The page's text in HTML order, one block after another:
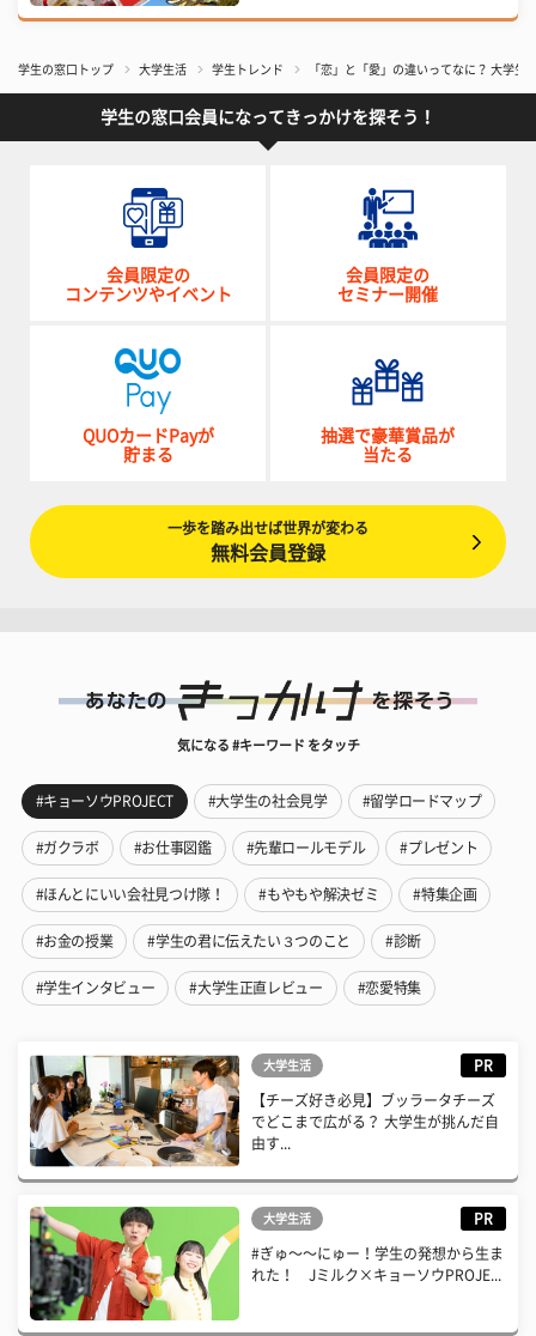
学生の窓口トップ 大学生活 学生トレンド 「恋」と「愛」の違いってなに？ 大学生
学生の窓口会員になってきっかけを探そう！
会員限定の
コンテンツやイベント
会員限定の
セミナー開催
QUOカードPayが
貯まる
抽選で豪華賞品が
当たる
一歩を踏み出せば世界が変わる
無料会員登録
気になる #キーワード をタッチ
#キョーソウPROJECT #大学生の社会見学 #留学ロードマップ
#ガクラボ #お仕事図鑑 #先輩ロールモデル #プレゼント
#ほんとにいい会社見つけ隊！ #もやもや解決ゼミ #特集企画
#お金の授業 #学生の君に伝えたい３つのこと #診断
#学生インタビュー #大学生正直レビュー #恋愛特集
大学生活 PR
【チーズ好き必見】ブッラータチーズ
でどこまで広がる？ 大学生が挑んだ自
由す...
大学生活 PR
#ぎゅ〜〜にゅー！学生の発想から生ま
れた！ Jミルク×キョーソウPROJE...